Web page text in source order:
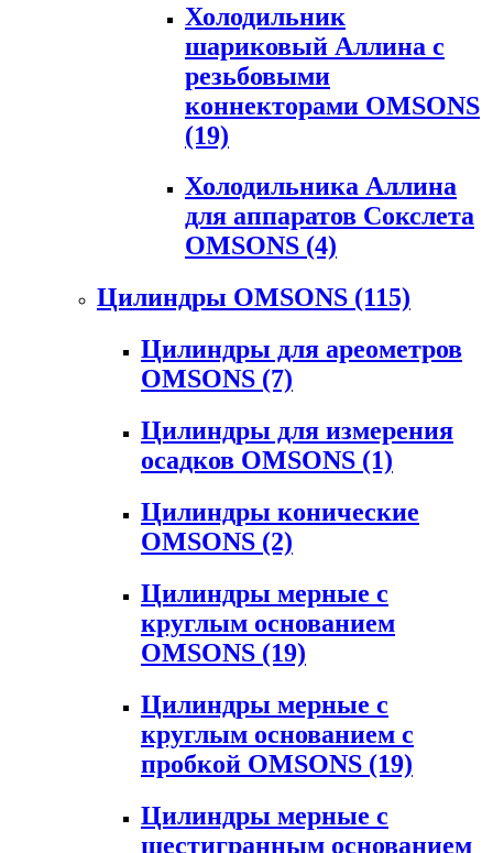
Холодильник
шариковый Аллина с
резьбовыми
коннекторами OMSONS
(19)
Холодильника Аллина
для аппаратов Сокслета
OMSONS (4)
Цилиндры OMSONS (115)
Цилиндры для ареометров
OMSONS (7)
Цилиндры для измерения
осадков OMSONS (1)
Цилиндры конические
OMSONS (2)
Цилиндры мерные с
круглым основанием
OMSONS (19)
Цилиндры мерные с
круглым основанием с
пробкой OMSONS (19)
Цилиндры мерные с
шестигранным основанием